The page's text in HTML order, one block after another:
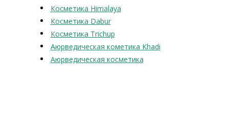
Косметика Himalaya
Косметика Dabur
Косметика Trichup
Аюрведическая кометика Khadi
Аюрведическая косметика